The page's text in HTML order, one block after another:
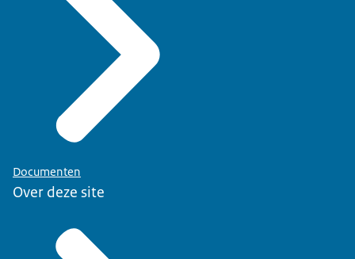
Documenten
Over deze site